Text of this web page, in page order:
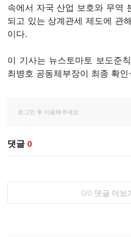
속에서 자국 산업 보호와 무역
되고 있는 상계관세 제도에 관
이다.
이 기사는 뉴스토마토 보도준
최병호 공동체부장이 최종 확인
댓글 0
0/0 댓글 더보기